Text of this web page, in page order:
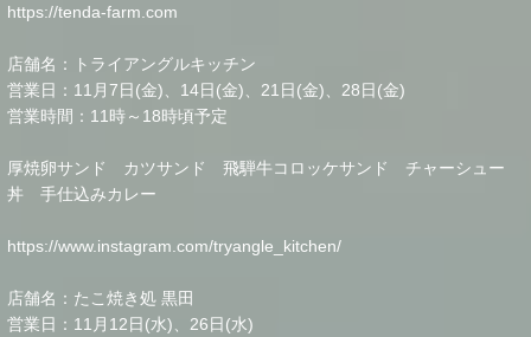
https://tenda-farm.com
店舗名：トライアングルキッチン
営業日：11月7日(金)、14日(金)、21日(金)、28日(金)
営業時間：11時～18時頃予定
厚焼卵サンド カツサンド 飛騨牛コロッケサンド チャーシュー
丼 手仕込みカレー
https://www.instagram.com/tryangle_kitchen/
店舗名：たこ焼き処 黒田
営業日：11月12日(水)、26日(水)